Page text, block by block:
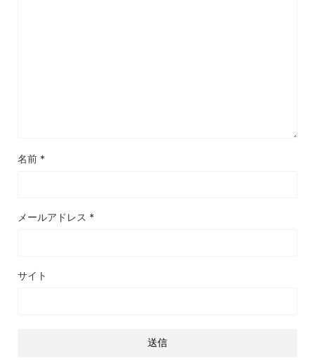
名前 *
メールアドレス *
サイト